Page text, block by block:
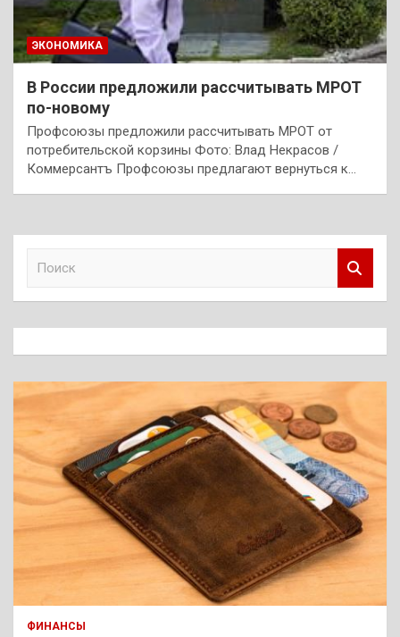
ЭКОНОМИКА
В России предложили рассчитывать МРОТ
по-новому
Профсоюзы предложили рассчитывать МРОТ от
потребительской корзины Фото: Влад Некрасов /
Коммерсантъ Профсоюзы предлагают вернуться к…
к
ФИНАНСЫ